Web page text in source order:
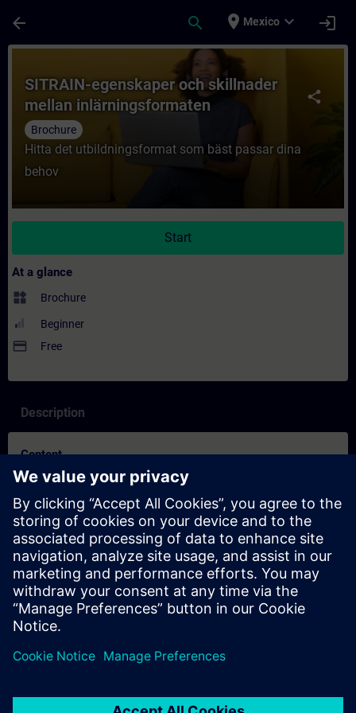
arrow_back search place Mexico expand_more login
Course - SITRAIN-egenskaper och
share
SITRAIN-egenskaper och skillnader
mellan inlärningsformaten
Brochure
Hitta det utbildningsformat som bäst passar dina
behov
Start
At a glance
widgets Brochure
Beginner
payment Free
Description
Content
SITRAIN-egenskaper och skillnader mellan inlärningsformaten